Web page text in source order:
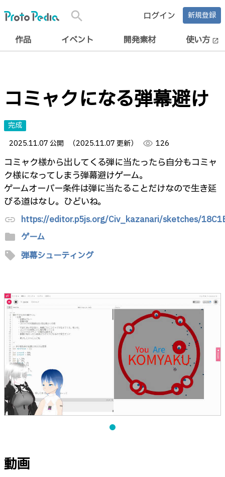
search ログイン 新規登録
作品 イベント 開発素材 使い方 open_in_new
コミャクになる弾幕避け
完成
2025.11.07 公開
（2025.11.07 更新） visibility 126
コミャク様から出してくる弾に当たったら自分もコミャ
ク様になってしまう弾幕避けゲーム。
ゲームオーバー条件は弾に当たることだけなので生き延
びる道はなし。ひどいね。
link https://editor.p5js.org/Civ_kazanari/sketches/
folder ゲーム
sell 弾幕シューティング
動画